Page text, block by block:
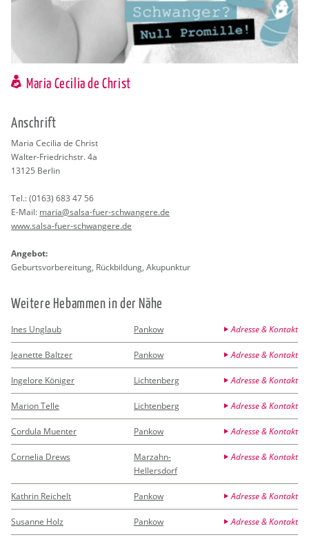
Maria Cecilia de Christ
An­schrift
Maria Ce­ci­lia de Christ
Wal­ter-Fried­rich­str. 4a
13125 Ber­lin
Tel.:(0163) 683 47 56
E-Mail: maria@​salsa-​fuer-​schwangere.​de
www.​salsa-​fuer-​schwangere.​de
An­ge­bot:
Ge­burts­vor­be­rei­tung, Rück­bil­dung, Aku­punk­tur
Wei­te­re Heb­am­men in der Nähe
Ines Unglaub Pankow Adresse & Kontakt
Jeanette Baltzer Pankow Adresse & Kontakt
Ingelore Königer Lichtenberg Adresse & Kontakt
Marion Telle Lichtenberg Adresse & Kontakt
Cordula Muenter Pankow Adresse & Kontakt
Cornelia Drews
Marzahn-
Hellersdorf
Adresse & Kontakt
Kathrin Reichelt Pankow Adresse & Kontakt
Susanne Holz Pankow Adresse & Kontakt